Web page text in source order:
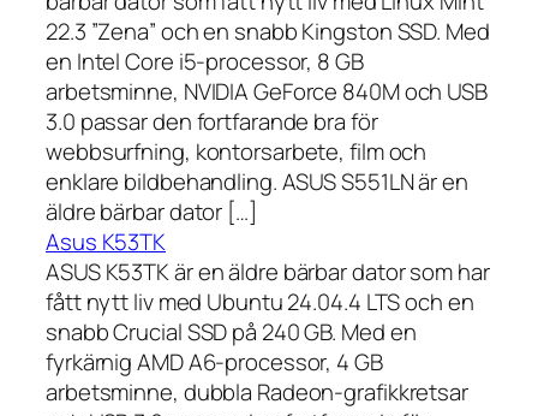
22.3 ”Zena” och en snabb Kingston SSD. Med
en Intel Core i5-processor, 8 GB
arbetsminne, NVIDIA GeForce 840M och USB
3.0 passar den fortfarande bra för
webbsurfning, kontorsarbete, film och
enklare bildbehandling. ASUS S551LN är en
äldre bärbar dator […]
Asus K53TK
ASUS K53TK är en äldre bärbar dator som har
fått nytt liv med Ubuntu 24.04.4 LTS och en
snabb Crucial SSD på 240 GB. Med en
fyrkärnig AMD A6-processor, 4 GB
arbetsminne, dubbla Radeon-grafikkretsar